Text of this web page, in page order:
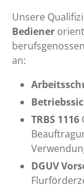
Unsere
Bediener
an:
TRBS 1116
DGUV